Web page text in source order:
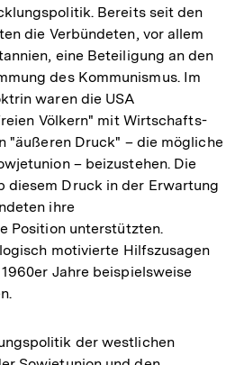
Bereits seit den
die Verbündeten, vor allem
eine Beteiligung an den
des Kommunismus. Im
waren die USA
Völkern" mit Wirtschafts-
"äußeren Druck" – die mögliche
– beizustehen. Die
diesem Druck in der Erwartung
ihre
Position unterstützten.
motivierte Hilfszusagen
Jahre beispielsweise
der westlichen